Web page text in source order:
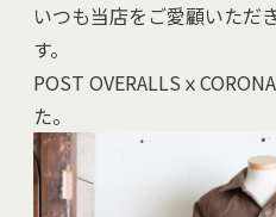
いつも当店をご愛顧いただ
す。
POST OVERALLSｘ
た。